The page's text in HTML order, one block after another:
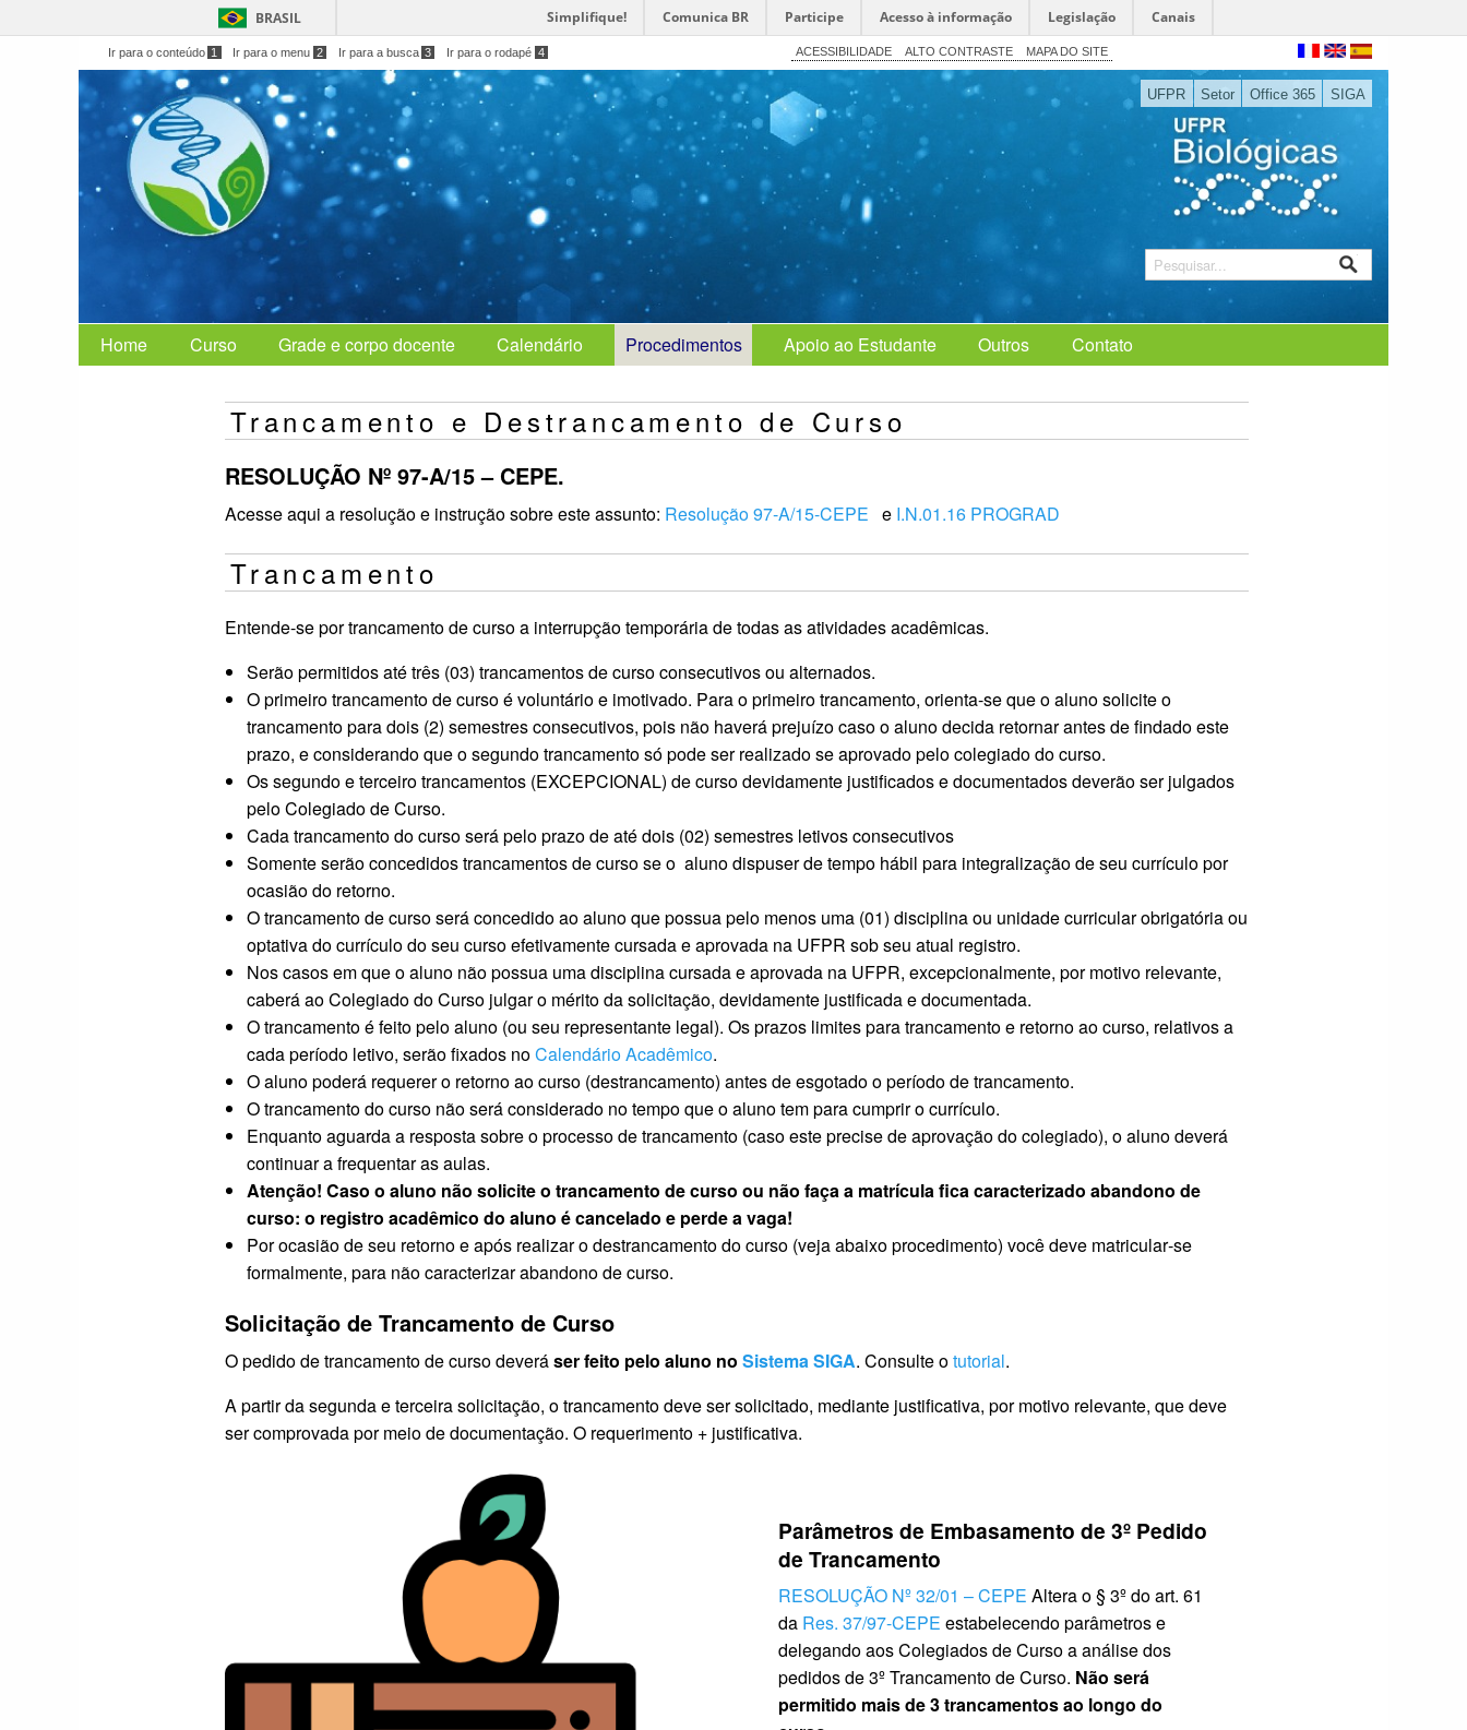
BRASIL Simplifique! Comunica BR Participe Acesso à informação Legislação Canais
Ir para o conteúdo 1 Ir para o menu 2 Ir para a busca 3 Ir para o rodapé 4 ACESSIBILIDADE ALTO CONTRASTE MAPA DO SITE
UFPR Setor Office 365 SIGA
Home Curso Grade e corpo docente Calendário Procedimentos Apoio ao Estudante Outros Contato
Trancamento e Destrancamento de Curso
RESOLUÇÃO Nº 97-A/15 – CEPE.
Acesse aqui a resolução e instrução sobre este assunto: Resolução 97-A/15-CEPE e I.N.01.16 PROGRAD
Trancamento
Entende-se por trancamento de curso a interrupção temporária de todas as atividades acadêmicas.
Serão permitidos até três (03) trancamentos de curso consecutivos ou alternados.
O primeiro trancamento de curso é voluntário e imotivado. Para o primeiro trancamento, orienta-se que o aluno solicite o
trancamento para dois (2) semestres consecutivos, pois não haverá prejuízo caso o aluno decida retornar antes de findado este
prazo, e considerando que o segundo trancamento só pode ser realizado se aprovado pelo colegiado do curso.
Os segundo e terceiro trancamentos (EXCEPCIONAL) de curso devidamente justificados e documentados deverão ser julgados
pelo Colegiado de Curso.
Cada trancamento do curso será pelo prazo de até dois (02) semestres letivos consecutivos
Somente serão concedidos trancamentos de curso se o aluno dispuser de tempo hábil para integralização de seu currículo por
ocasião do retorno.
O trancamento de curso será concedido ao aluno que possua pelo menos uma (01) disciplina ou unidade curricular obrigatória ou
optativa do currículo do seu curso efetivamente cursada e aprovada na UFPR sob seu atual registro.
Nos casos em que o aluno não possua uma disciplina cursada e aprovada na UFPR, excepcionalmente, por motivo relevante,
caberá ao Colegiado do Curso julgar o mérito da solicitação, devidamente justificada e documentada.
O trancamento é feito pelo aluno (ou seu representante legal). Os prazos limites para trancamento e retorno ao curso, relativos a
cada período letivo, serão fixados noCalendário Acadêmico.
O aluno poderá requerer o retorno ao curso (destrancamento) antes de esgotado o período de trancamento.
O trancamento do curso não será considerado no tempo que o aluno tem para cumprir o currículo.
Enquanto aguarda a resposta sobre o processo de trancamento (caso este precise de aprovação do colegiado), o aluno deverá
continuar a frequentar as aulas.
Atenção!Caso o aluno não solicite o trancamento de curso ou não faça a matrícula fica caracterizado abandono de
curso: o registro acadêmico do aluno é cancelado e perde a vaga!
Por ocasião de seu retorno e após realizar o destrancamento do curso (veja abaixo procedimento) você deve matricular‐se
formalmente, para não caracterizar abandono de curso.
Solicitação de Trancamento de Curso
O pedido de trancamento de curso deveráser feito pelo aluno noSistema SIGA. Consulte otutorial.
A partir da segunda e terceira solicitação, o trancamento deve ser solicitado, mediante justificativa, por motivo relevante, que deve
ser comprovada por meio de documentação. O requerimento + justificativa.
Parâmetros de Embasamento de 3º Pedido
de Trancamento
RESOLUÇÃO Nº 32/01 – CEPE Altera o § 3º do art. 61
da Res. 37/97-CEPE estabelecendo parâmetros e
delegando aos Colegiados de Curso a análise dos
pedidos de 3º Trancamento de Curso. Não será
permitido mais de 3 trancamentos ao longo do